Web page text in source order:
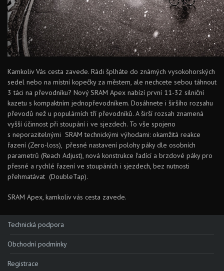
Kamkoliv Vás cesta zavede. Rádi šplháte do známých vysokohorských
sedel nebo na místní kopečky za městem, ale nechcete sebou táhnout
3 táci na převodníku? Nový SRAM Apex nabízí první 11-32 silniční
kazetu s kompaktním jednopřevodníkem. Dosáhnete i širšího rozsahu
převodů než u populárních tří převodníků. A širší rozsah znamená
vyšší účinnost při stoupání i ve sjezdech. To vše spojeno
s neporazitelnými SRAM technickými výhodami: okamžitá reakce
řazení (Zero-loss), přesné nastavení polohy páky dle osobních
parametrů (Reach Adjust), nová konstrukce řadící a brzdové páky pro
přesné a rychlé řazení ve stoupáních i sjezdech, bez nutnosti
přehmatávat (DoubleTap).
SRAM Apex, kamkoliv vás cesta zavede.
Technická podpora
Obchodní podmínky
Registrace